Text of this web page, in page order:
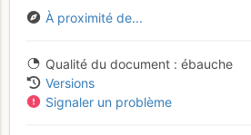
À proximité de...
Qualité du document
ébauche
Versions
Signaler un problème